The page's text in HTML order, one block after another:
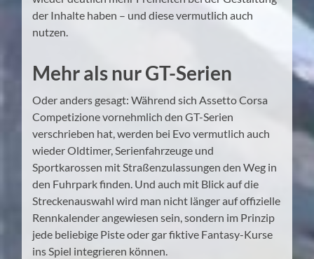
der Inhalte haben – und diese vermutlich auch
nutzen.
Mehr als nur GT-Serien
Oder anders gesagt: Während sich Assetto Corsa
Competizione vornehmlich den GT-Serien
verschrieben hat, werden bei Evo vermutlich auch
wieder Oldtimer, Serienfahrzeuge und
Sportkarossen mit Straßenzulassungen den Weg in
den Fuhrpark finden. Und auch mit Blick auf die
Streckenauswahl wird man nicht länger auf offizielle
Rennkalender angewiesen sein, sondern im Prinzip
jede beliebige Piste oder gar fiktive Fantasy-Kurse
ins Spiel integrieren können.